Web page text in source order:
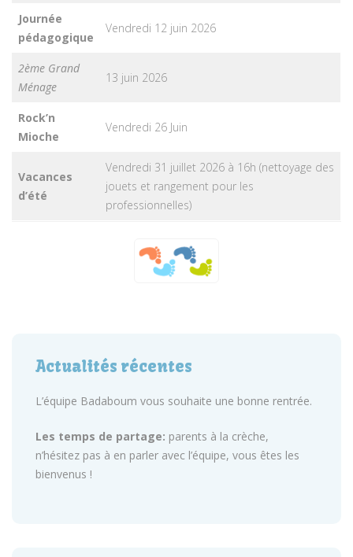
Journée
pédagogique
Vendredi 12 juin 2026
2ème Grand
Ménage
13 juin 2026
Rock’n
Mioche
Vendredi 26 Juin
Vacances
d’été
Vendredi 31 juillet 2026 à 16h (nettoyage des
jouets et rangement pour les
professionnelles)
Actualités récentes
L’équipe Badaboum vous souhaite une bonne rentrée.
Les temps de partage: parents à la crèche,
n’hésitez pas à en parler avec l’équipe, vous êtes les
bienvenus !